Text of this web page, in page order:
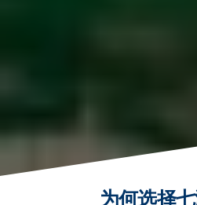
为何选择